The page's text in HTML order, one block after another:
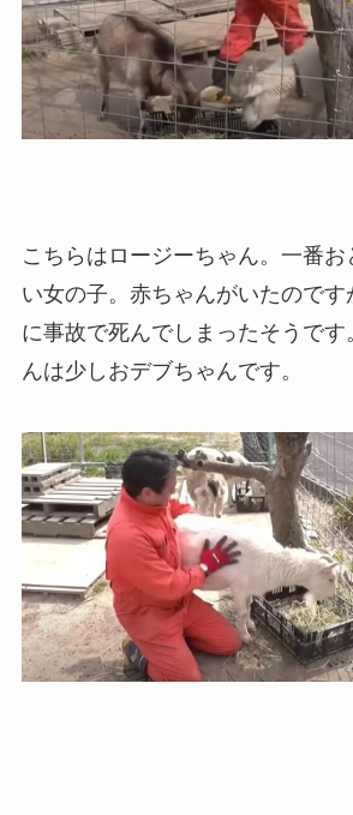
こちらはロージーちゃん。一番お
い女の子。赤ちゃんがいたのです
に事故で死んでしまったそうです
んは少しおデブちゃんです。